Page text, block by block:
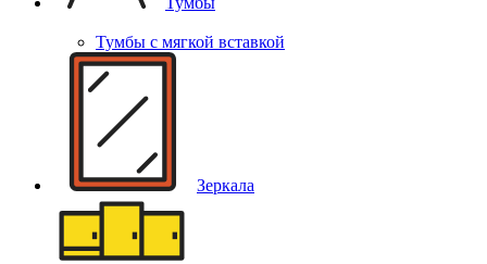
Тумбы с мягкой вставкой
Зеркала